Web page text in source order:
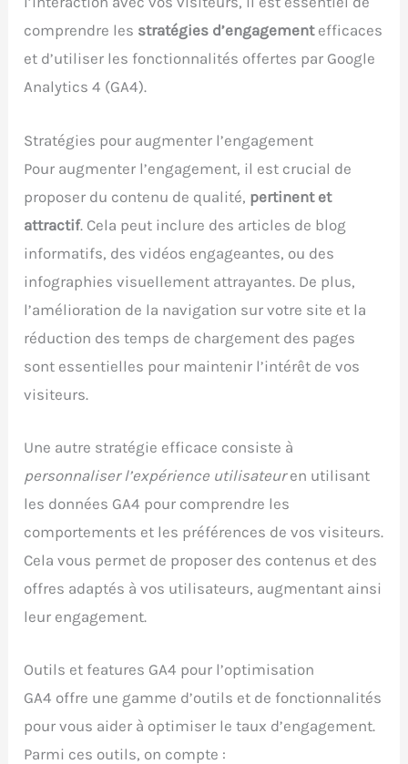
comprendre les stratégies d’engagementefficaces
et d’utiliser les fonctionnalités offertes par Google
Analytics 4 (GA4).
Stratégies pour augmenter l’engagement
Pour augmenter l’engagement, il est crucial de
proposer du contenu de qualité, pertinent et
attractif. Cela peut inclure des articles de blog
informatifs, des vidéos engageantes, ou des
infographies visuellement attrayantes. De plus,
l’amélioration de la navigation sur votre site et la
réduction des temps de chargement des pages
sont essentielles pour maintenir l’intérêt de vos
visiteurs.
Une autre stratégie efficace consiste à
personnaliser l’expérience utilisateuren utilisant
les données GA4 pour comprendre les
comportements et les préférences de vos visiteurs.
Cela vous permet de proposer des contenus et des
offres adaptés à vos utilisateurs, augmentant ainsi
leur engagement.
Outils et features GA4 pour l’optimisation
GA4 offre une gamme d’outils et de fonctionnalités
pour vous aider à optimiser le taux d’engagement.
Parmi ces outils, on compte :